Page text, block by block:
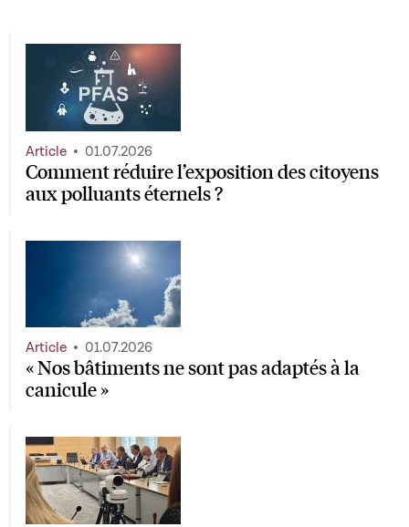
Comment réduire l’exposition des citoyens
aux polluants éternels ?
Article 01.07.2026
« Nos bâtiments ne sont pas adaptés à la
canicule »
Article 01.07.2026